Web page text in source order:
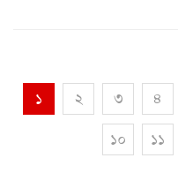
১ ২ ৩ ৪
১০ ১১